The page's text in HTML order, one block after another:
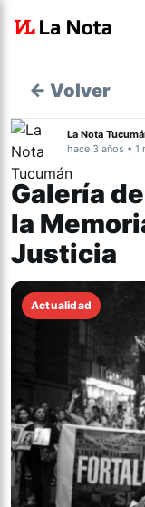
← Volver
La Nota
hace 3 años • 1
Galería
la
Justicia
Actualidad